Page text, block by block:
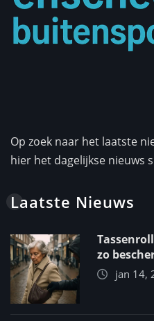
Op zoek naar het laatste
hier het dagelijkse nieuws
Laatste Nieuws
zo
jan 14,